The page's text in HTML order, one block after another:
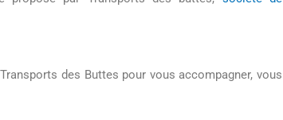
des Buttes pour vous accompagner, vous